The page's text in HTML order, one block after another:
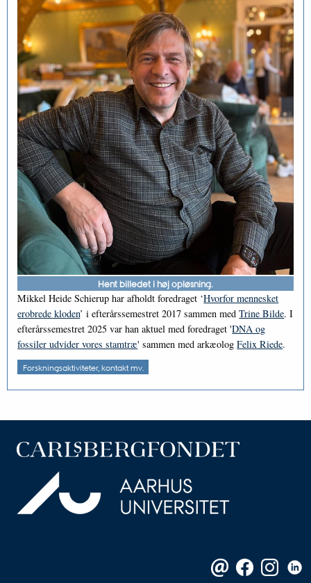
Hent billedet i høj opløsning.
Mikkel Heide Schierup har afholdt foredraget ‘Hvorfor mennesket
erobrede kloden’ i efterårssemestret 2017 sammen medTrine Bilde. I
efterårssemestret 2025 var han aktuel med foredraget 'DNA og
fossiler udvider vores stamtræ' sammen med arkæologFelix Riede.
Forskningsaktiviteter, kontakt mv.